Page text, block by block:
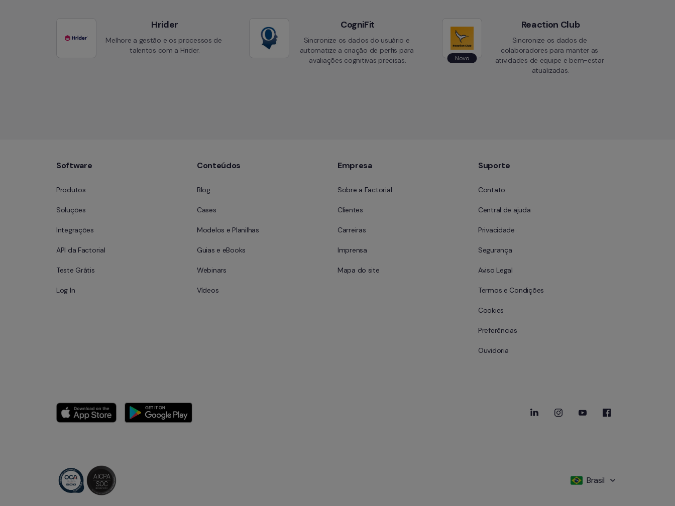
Hrider
Melhore a gestão e os processos de
talentos com a Hrider.
CogniFit
Sincronize os dados do usuário e
automatize a criação de perfis para
avaliações cognitivas precisas.
Novo
Reaction Club
Sincronize os dados de
colaboradores para manter as
atividades de equipe e bem-estar
atualizadas.
Software
Produtos
Soluções
Integrações
API da Factorial
Teste Grátis
Log In
Conteúdos
Blog
Cases
Modelos e Planilhas
Guias e eBooks
Webinars
Vídeos
Empresa
Sobre a Factorial
Clientes
Carreiras
Imprensa
Mapa do site
Suporte
Contato
Central de ajuda
Privacidade
Segurança
Aviso Legal
Termos e Condições
Cookies
Preferências
Ouvidoria
Brasil